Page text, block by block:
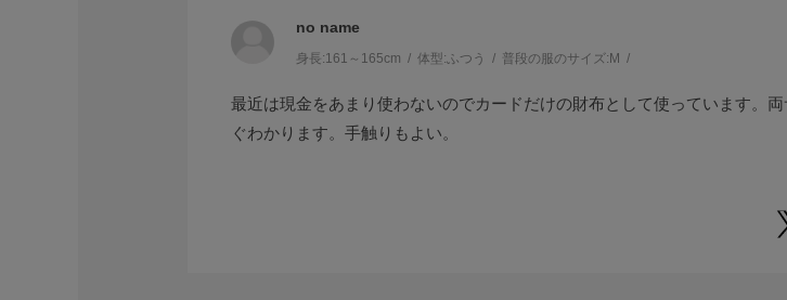
no name
身長:161～165cm 体型: ふつう 普段の服のサイズ:M
最近は現金をあまり使わないのでカードだけの財布として使っています。
ぐわかります。手触りもよい。